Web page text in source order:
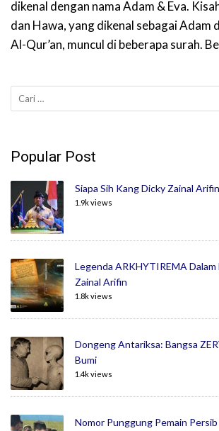
dikenal dengan nama Adam & Eva.
dan Hawa, yang dikenal sebagai Adam
Al-Qur’an, muncul di beberapa surah.
Cari
untuk:
Popular Post
Siapa Sih Kang Dicky Zainal
1.9k views
Legenda ARKHYTIREMA
Zainal Arifin
1.8k views
Dongeng Antariksa: Bangsa
Bumi
1.4k views
Nomor Punggung Pemain